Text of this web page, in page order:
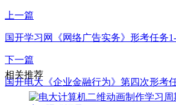
上一篇
国开学习网《网络广告实务》形考任务
下一篇
国开电大《企业金融行为》第四次形考
相关推荐